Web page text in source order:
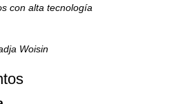
con alta tecnología
Woisin